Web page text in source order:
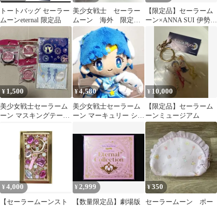
トートバッグ セーラー
ムーンeternal 限定品
美少女戦士 セーラー
ムーン 海外 限定
ラゲッジベルト 旅行
かばん バンド
【限定品】セーラーム
ーン×ANNA SUI 伊勢丹
コラボ 時空の扉 長財布
¥ 1,500
美少女戦士セーラーム
ーン マスキングテープ
¥4,580
美少女戦士セーラーム
ーン マーキュリー シナ
¥ 10,000
【限定品】セーラーム
ーンミュージアム
¥ 4,000
【セーラームーンスト
¥ 2,999
【数量限定品】劇場版
¥350
セーラームーン ポー